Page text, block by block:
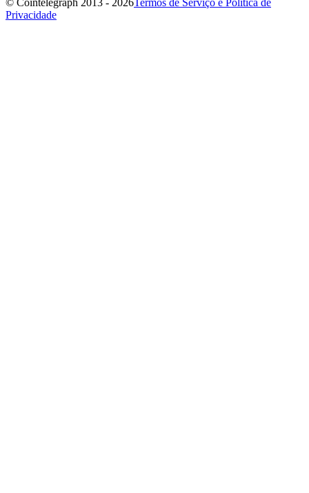
© Cointelegraph 2013 - 2026 Termos de Serviço e Política de
Privacidade